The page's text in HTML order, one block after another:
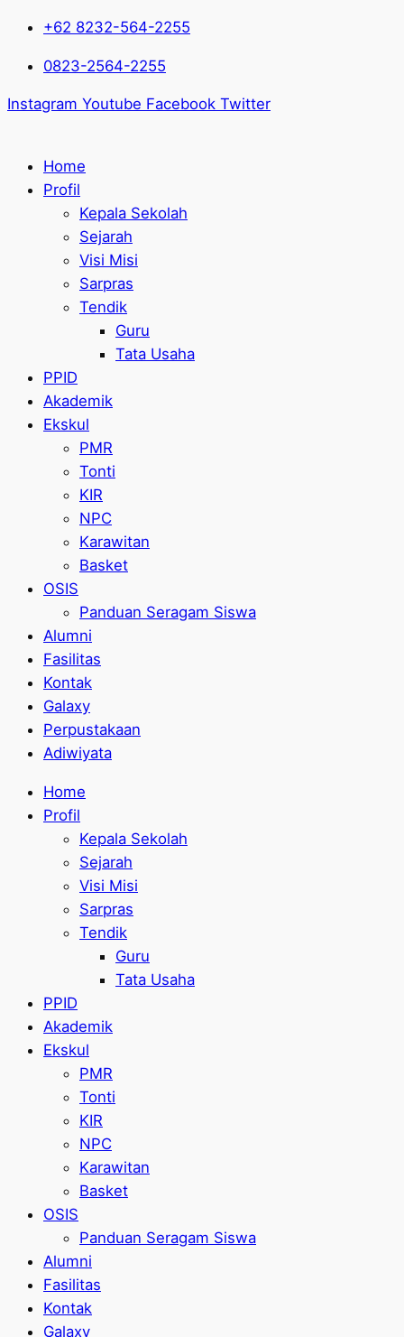
+62 8232-564-2255
0823-2564-2255
Instagram Youtube Facebook Twitter
Home
Profil
Kepala Sekolah
Sejarah
Visi Misi
Sarpras
Tendik
Guru
Tata Usaha
PPID
Akademik
Ekskul
PMR
Tonti
KIR
NPC
Karawitan
Basket
OSIS
Panduan Seragam Siswa
Alumni
Fasilitas
Kontak
Galaxy
Perpustakaan
Adiwiyata
Home
Profil
Kepala Sekolah
Sejarah
Visi Misi
Sarpras
Tendik
Guru
Tata Usaha
PPID
Akademik
Ekskul
PMR
Tonti
KIR
NPC
Karawitan
Basket
OSIS
Panduan Seragam Siswa
Alumni
Fasilitas
Kontak
Galaxy